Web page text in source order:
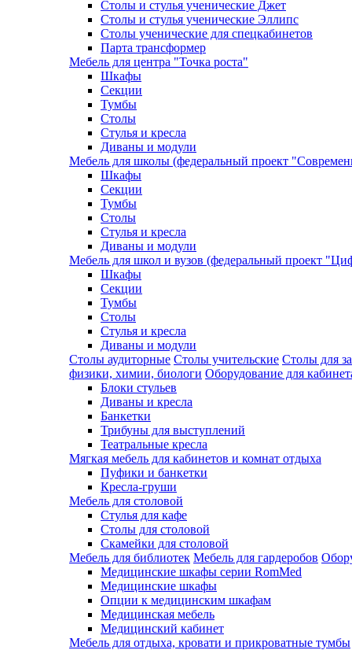
Столы и стулья ученические Джет
Столы и стулья ученические Эллипс
Столы ученические для спецкабинетов
Парта трансформер
Мебель для центра "Точка роста"
Шкафы
Секции
Тумбы
Столы
Стулья и кресла
Диваны и модули
Мебель для школы (федеральный проект
Шкафы
Секции
Тумбы
Столы
Стулья и кресла
Диваны и модули
Мебель для школ и вузов (федеральный проект
Шкафы
Секции
Тумбы
Столы
Стулья и кресла
Диваны и модули
Столы аудиторные Столы учительские Столы для
физики, химии, биологи Оборудование для
Блоки стульев
Диваны и кресла
Банкетки
Трибуны для выступлений
Театральные кресла
Мягкая мебель для кабинетов и комнат отдыха
Пуфики и банкетки
Кресла-груши
Мебель для столовой
Cтулья для кафе
Cтолы для столовой
Скамейки для столовой
Мебель для библиотек Мебель для гардеробов
Медицинские шкафы серии RomMed
Медицинские шкафы
Опции к медицинским шкафам
Медицинская мебель
Медицинский кабинет
Мебель для отдыха, кровати и прикроватные тумбы